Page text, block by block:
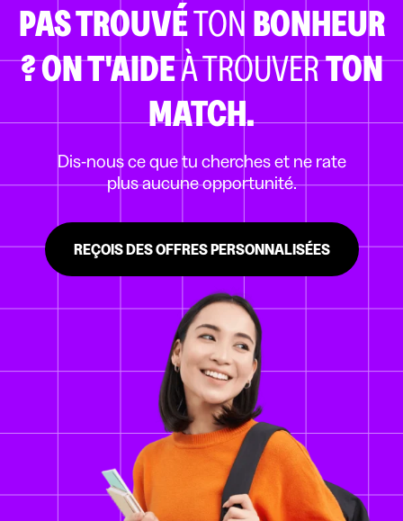
PAS TROUVÉTON BONHEUR
?ON T'AIDEÀ TROUVERTON
MATCH.
Dis-nous ce que tu cherches et ne rate
plus aucune opportunité.
REÇOIS DES OFFRES PERSONNALISÉES